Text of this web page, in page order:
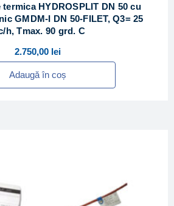
HYDROSPLIT DN 50 cu
GMDM-I DN 50-FILET, Q3= 25
h, Tmax. 90 grd. C
2.750,00 lei
Adaugă în coș